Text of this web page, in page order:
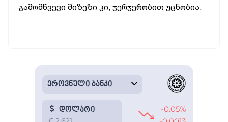
გამომწვევი მიზეზი კი, ჯერჯერობით უცნობია.